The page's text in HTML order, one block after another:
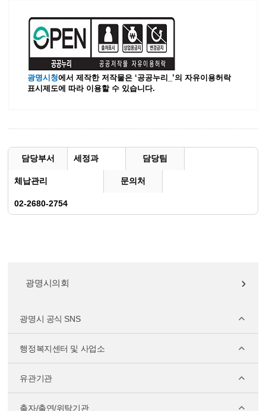
광명시청에서 제작한 저작물은 ‘공공누리_’의 자유이용허락
표시제도에 따라 이용할 수 있습니다.
담당부서 세정과 담당팀
체납관리 문의처
02-2680-2754
광명시의회
광명시 공식 SNS
행정복지센터 및 사업소
유관기관
출자/출연/위탁기관